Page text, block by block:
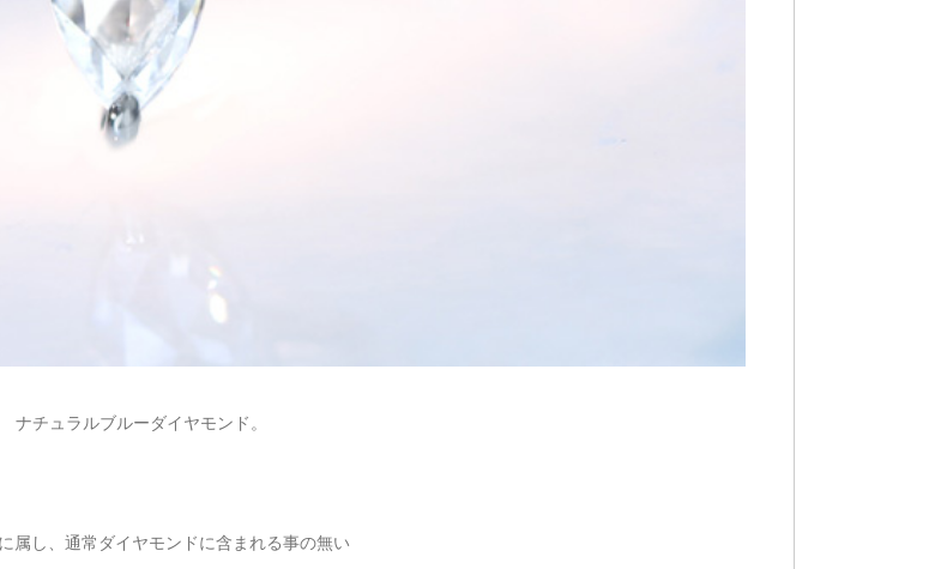
ナチュラルブルーダイヤモンド。
属し、通常ダイヤモンドに含まれる事の無い